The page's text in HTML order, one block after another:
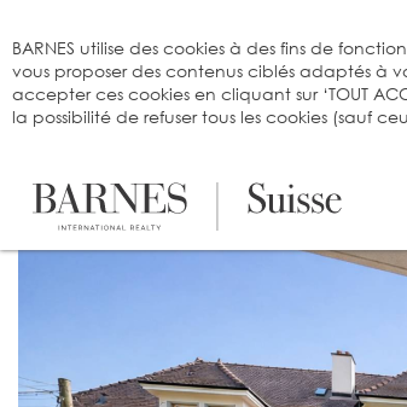
BARNES utilise des cookies à des fins de
vous proposer des contenus ciblés adaptés à
accepter ces cookies en cliquant sur ‘TOUT
la possibilité de refuser tous les cookies (sauf